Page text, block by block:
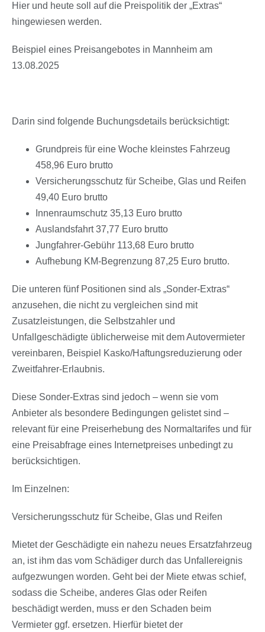
Hier und heute soll auf die Preispolitik der „Extras“
hingewiesen werden.
Beispiel eines Preisangebotes in Mannheim am
13.08.2025
Darin sind folgende Buchungsdetails berücksichtigt:
Grundpreis für eine Woche kleinstes Fahrzeug
458,96 Euro brutto
Versicherungsschutz für Scheibe, Glas und Reifen
49,40 Euro brutto
Innenraumschutz 35,13 Euro brutto
Auslandsfahrt 37,77 Euro brutto
Jungfahrer-Gebühr 113,68 Euro brutto
Aufhebung KM-Begrenzung 87,25 Euro brutto.
Die unteren fünf Positionen sind als „Sonder-Extras“
anzusehen, die nicht zu vergleichen sind mit
Zusatzleistungen, die Selbstzahler und
Unfallgeschädigte üblicherweise mit dem Autovermieter
vereinbaren, Beispiel Kasko/Haftungsreduzierung oder
Zweitfahrer-Erlaubnis.
Diese Sonder-Extras sind jedoch – wenn sie vom
Anbieter als besondere Bedingungen gelistet sind –
relevant für eine Preiserhebung des Normaltarifes und für
eine Preisabfrage eines Internetpreises unbedingt zu
berücksichtigen.
Im Einzelnen:
Versicherungsschutz für Scheibe, Glas und Reifen
Mietet der Geschädigte ein nahezu neues Ersatzfahrzeug
an, ist ihm das vom Schädiger durch das Unfallereignis
aufgezwungen worden. Geht bei der Miete etwas schief,
sodass die Scheibe, anderes Glas oder Reifen
beschädigt werden, muss er den Schaden beim
Vermieter ggf. ersetzen. Hierfür bietet der